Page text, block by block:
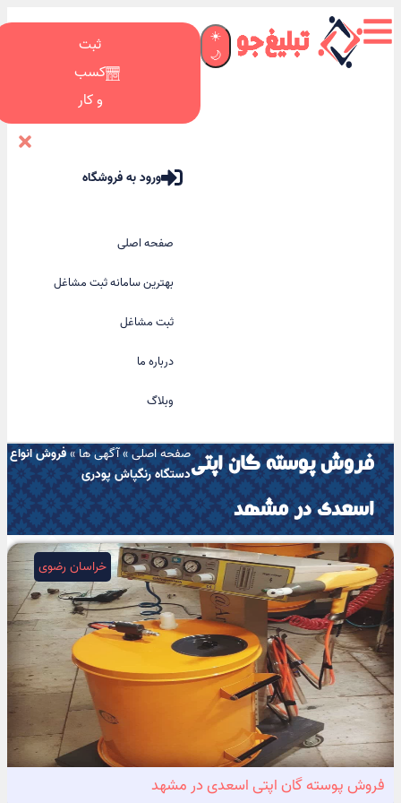
☀️
🌙
ثبت
کسب
و کار
ورود به فروشگاه
صفحه اصلی
بهترین سامانه ثبت مشاغل
ثبت مشاغل
درباره ما
وبلاگ
فروش پوسته گان اپتی
اسعدی در مشهد
صفحه اصلی»آگهی ها»فروش انواع
دستگاه رنگپاش پودری
خراسان رضوی
فروش پوسته گان اپتی اسعدی در مشهد